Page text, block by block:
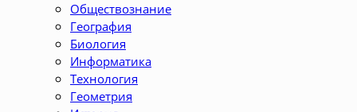
Обществознание
География
Биология
Информатика
Технология
Геометрия